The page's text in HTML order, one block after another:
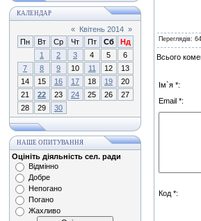
КАЛЕНДАР
« Квітень 2014 »
Пн
Вт Ср Чт Пт Сб
Нд
1
2 3 4 5
6
7
8 9 10 11 12
13
14
15 16 17 18 19
20
21
22 23 24 25 26
27
28
29 30
НАШЕ ОПИТУВАННЯ
Оцініть діяльність сел. ради
Відмінно
Добре
Непогано
Погано
Жахливо
Переглядів:
Всього
Ім`я *:
Email *:
Код *: